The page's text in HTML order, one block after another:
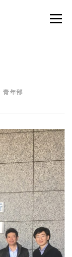
メニュ
倉庫
青年部